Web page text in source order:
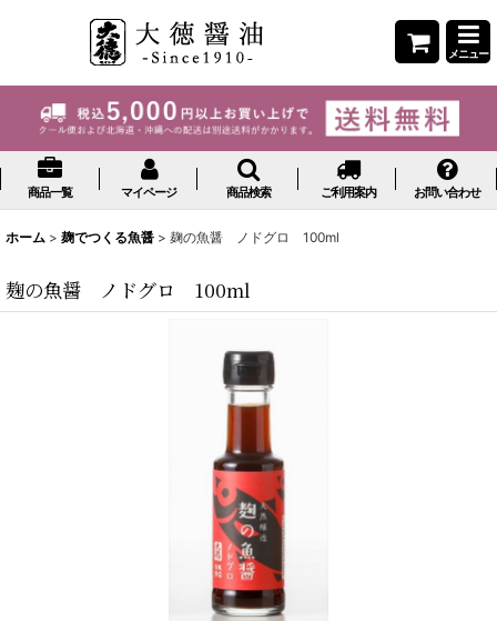
メニュー
商品一覧 マイページ 商品検索 ご利用案内 お問い合わせ
ホーム > 麹でつくる魚醤 > 麹の魚醤 ノドグロ 100ml
麹の魚醤 ノドグロ 100ml